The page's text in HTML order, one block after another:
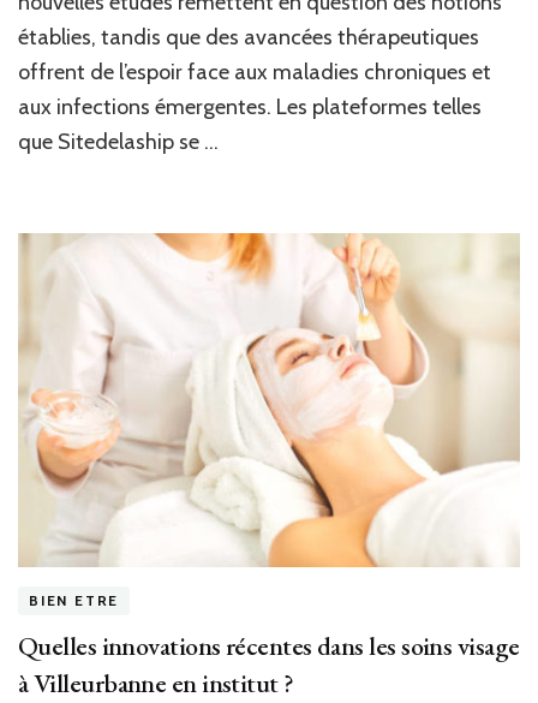
sur
établies, tandis que des avancées thérapeutiques
offrent de l’espoir face aux maladies chroniques et
aux infections émergentes. Les plateformes telles
que Sitedelaship se …
BIEN ETRE
Quelles innovations récentes dans les soins visage
à Villeurbanne en institut ?